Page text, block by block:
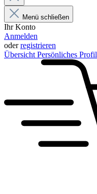
Menü schließen
Ihr Konto
Anmelden
oderregistrieren
Übersicht Persönliches Profil